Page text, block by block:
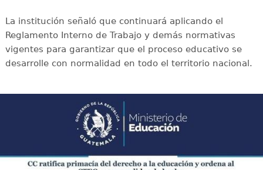
La institución señaló que continuará aplicando el
Reglamento Interno de Trabajo y demás normativas
vigentes para garantizar que el proceso educativo se
desarrolle con normalidad en todo el territorio nacional.